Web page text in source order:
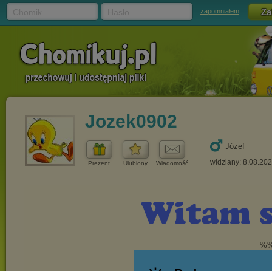
zapomniałem
Jozek0902
Prezent Ulubiony Wiadomość
Józef
widziany: